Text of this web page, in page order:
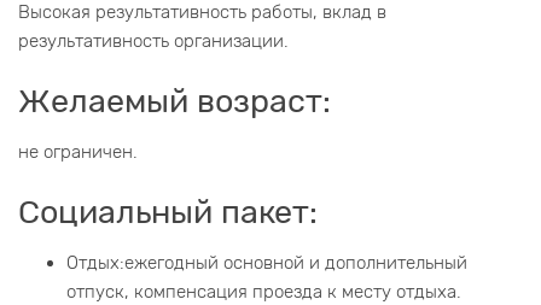
Высокая результативность работы, вклад в
результативность организации.
Желаемый возраст:
не ограничен.
Социальный пакет:
Отдых:ежегодный основной и дополнительный
отпуск, компенсация проезда к месту отдыха.